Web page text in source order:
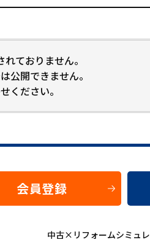
ておりません。
公開できません。
ください。
会員登録
中古×リフォームシミュ